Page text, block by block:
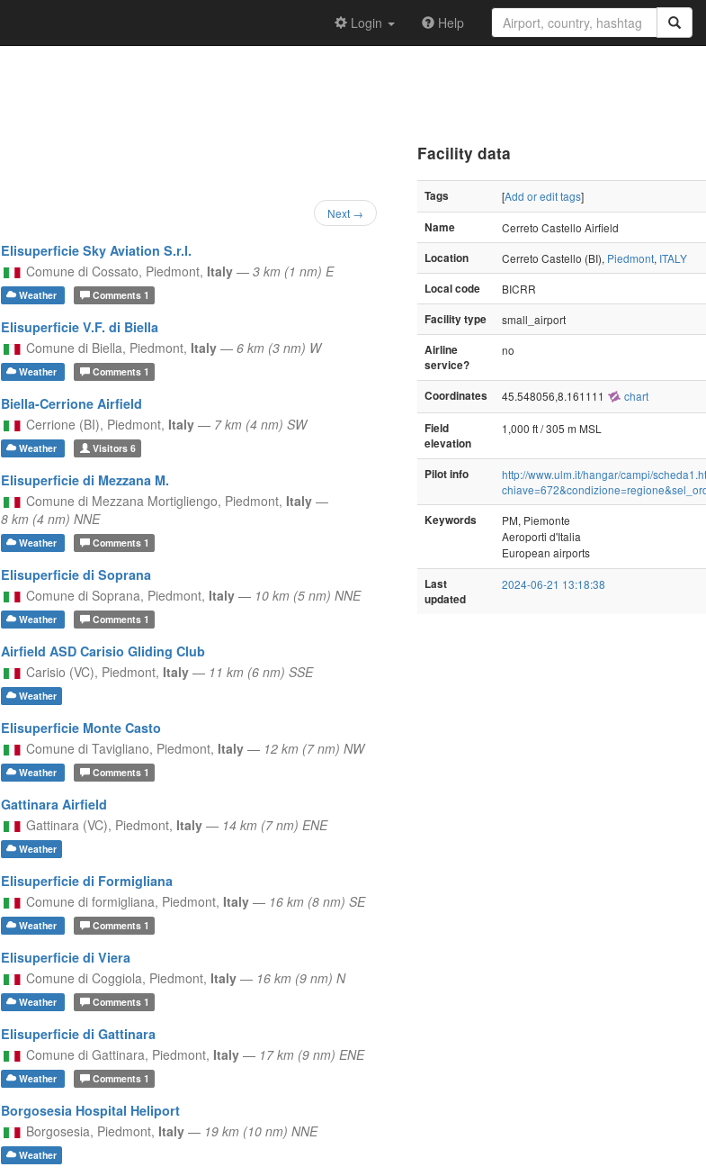
Login Help
Next →
Elisuperficie Sky Aviation S.r.l.
Comune di Cossato, Piedmont, Italy — 3 km (1 nm) E
Weather Comments1
Elisuperficie V.F. di Biella
Comune di Biella, Piedmont, Italy — 6 km (3 nm) W
Weather Comments1
Biella-Cerrione Airfield
Cerrione (BI), Piedmont, Italy — 7 km (4 nm) SW
Weather Visitors6
Elisuperficie di Mezzana M.
Comune di Mezzana Mortigliengo, Piedmont, Italy —
8 km (4 nm) NNE
Weather Comments1
Elisuperficie di Soprana
Comune di Soprana, Piedmont, Italy — 10 km (5 nm) NNE
Weather Comments1
Airfield ASD Carisio Gliding Club
Carisio (VC), Piedmont, Italy — 11 km (6 nm) SSE
Weather
Elisuperficie Monte Casto
Comune di Tavigliano, Piedmont, Italy — 12 km (7 nm) NW
Weather Comments1
Gattinara Airfield
Gattinara (VC), Piedmont, Italy — 14 km (7 nm) ENE
Weather
Elisuperficie di Formigliana
Comune di formigliana, Piedmont, Italy — 16 km (8 nm) SE
Weather Comments1
Elisuperficie di Viera
Comune di Coggiola, Piedmont, Italy — 16 km (9 nm) N
Weather Comments1
Elisuperficie di Gattinara
Comune di Gattinara, Piedmont, Italy — 17 km (9 nm) ENE
Weather Comments1
Borgosesia Hospital Heliport
Borgosesia, Piedmont, Italy — 19 km (10 nm) NNE
Weather
Facility data
Tags [Add or edit tags]
Name
Cerreto Castello Airfield
Location
Cerreto Castello (BI), Piedmont, ITALY
Local code
BICRR
Facility type
small_airport
Airline
service?
no
Coordinates 45.548056,8.161111 chart
Field
elevation
1,000 ft / 305 m MSL
Pilot info
http://www.ulm.it/hangar/campi/
Keywords
PM, Piemonte
Aeroporti d'Italia
European airports
Last
updated
2024-06-21 13:18:38